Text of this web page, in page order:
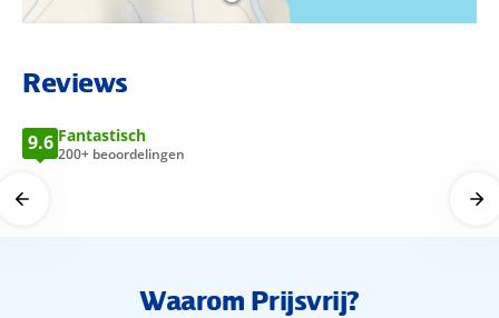
Reviews
9.6 Fantastisch
200+ beoordelingen
Waarom Prijsvrij?